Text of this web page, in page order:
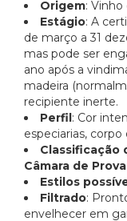
Origem:
Estágio: A
de março a 31
mas pode ser
ano após a
madeira
recipiente inerte.
Perfil : Cor
especiarias,
Classificação
Câmara de
Estilos
Filtrado:
envelhecer em